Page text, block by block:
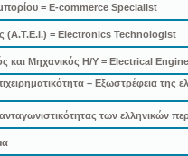
= E-commerce Specialist
(Α.Τ.Ε.Ι.) = Electronics Technologist
και Μηχανικός Η/Υ = Electrical
– Εξωστρέφεια της
των ελληνικών